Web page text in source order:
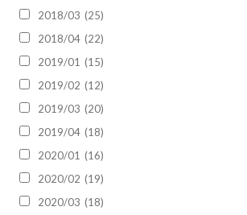
2018/03 (25)
2018/04 (22)
2019/01 (15)
2019/02 (12)
2019/03 (20)
2019/04 (18)
2020/01 (16)
2020/02 (19)
2020/03 (18)